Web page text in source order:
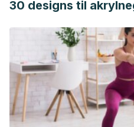
30 designs til